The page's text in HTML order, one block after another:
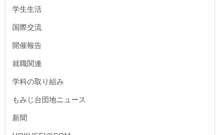
学生生活
国際交流
開催報告
就職関連
学科の取り組み
もみじ台団地ニュース
新聞